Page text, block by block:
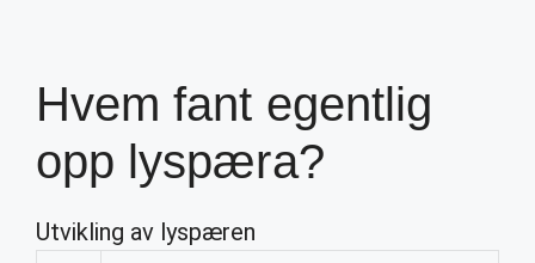
Hvem fant egentlig
opp lyspæra?
Utvikling av lyspæren